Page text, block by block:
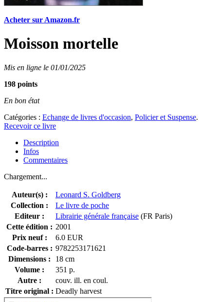
Acheter sur Amazon.fr
Moisson mortelle
Mis en ligne le 01/01/2025
198 points
En bon état
Catégories : Echange de livres d'occasion, Policier et Suspense.
Recevoir ce livre
Description
Infos
Commentaires
Chargement...
Auteur(s) :
Leonard S. Goldberg
Collection :
Le livre de poche
Editeur :
Librairie générale française (FR Paris)
Cette édition : 2001
Prix neuf :
6.0 EUR
Code-barres : 9782253171621
Dimensions :
18 cm
Volume :
351 p.
Autre :
couv. ill. en coul.
Titre original : Deadly harvest